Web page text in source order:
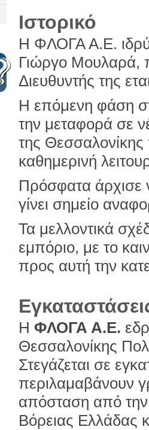
Ιστορικό
H ΦΛΟΓΑ Α.Ε.
Γιώργο Μουλαρά,
Διευθυντής της
Η επόμενη φάση
την μεταφορά σε
της Θεσσαλονίκης
καθημερινή
Πρόσφατα άρχισε
γίνει σημείο
Τα μελλοντικά
εμπόριο, με το
προς αυτή την
Η ΦΛΟΓΑ Α.Ε.
Θεσσαλονίκης
Στεγάζεται σε
περιλαμαβάνουν
απόσταση από την
Βόρειας Ελλάδας